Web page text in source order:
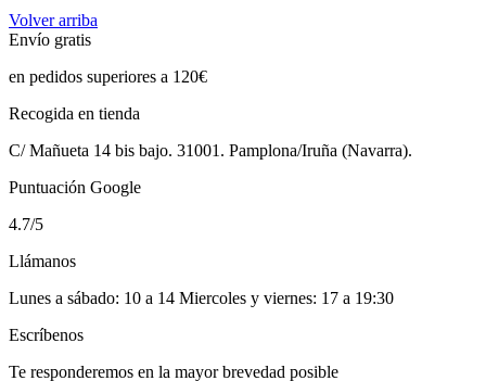
Volver arriba
Envío gratis
en pedidos superiores a 120€
Recogida en tienda
C/ Mañueta 14 bis bajo. 31001. Pamplona/Iruña (Navarra).
Puntuación Google
4.7/5
Llámanos
Lunes a sábado: 10 a 14 Miercoles y viernes: 17 a 19:30
Escríbenos
Te responderemos en la mayor brevedad posible